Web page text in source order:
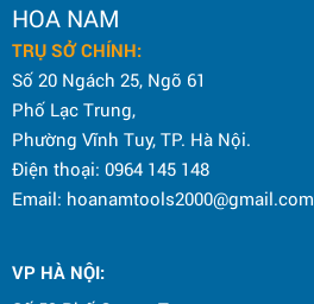
HOA NAM
TRỤ SỞ CHÍNH:
Số 20 Ngách 25, Ngõ 61
Phố Lạc Trung,
Phường Vĩnh Tuy, TP. Hà Nội.
Điện thoại: 0964 145 148
Email: hoanamtools2000@gmail.com
VP HÀ NỘI: